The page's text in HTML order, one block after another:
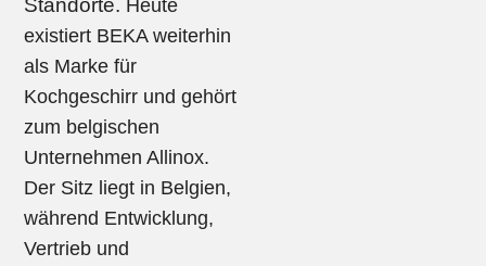
Standorte. Heute
existiert BEKA weiterhin
als Marke für
Kochgeschirr und gehört
zum belgischen
Unternehmen Allinox.
Der Sitz liegt in Belgien,
während Entwicklung,
Vertrieb und